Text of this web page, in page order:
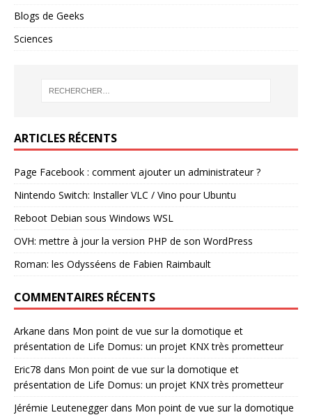
Blogs de Geeks
Sciences
ARTICLES RÉCENTS
Page Facebook : comment ajouter un administrateur ?
Nintendo Switch: Installer VLC / Vino pour Ubuntu
Reboot Debian sous Windows WSL
OVH: mettre à jour la version PHP de son WordPress
Roman: les Odysséens de Fabien Raimbault
COMMENTAIRES RÉCENTS
Arkane dans Mon point de vue sur la domotique et
présentation de Life Domus: un projet KNX très prometteur
Eric78 dans Mon point de vue sur la domotique et
présentation de Life Domus: un projet KNX très prometteur
Jérémie Leuteneggerdans Mon point de vue sur la domotique